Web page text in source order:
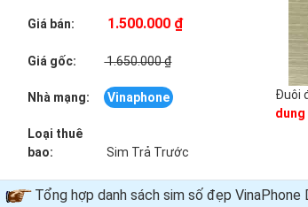
Giá bán: 1.500.000 ₫
Giá gốc: 1.650.000 ₫
Nhà mạng: Vinaphone
Loại thuê
bao:
Sim Trả Trước
Đuôi
dung
Tổng hợp danh sách sim số đẹp